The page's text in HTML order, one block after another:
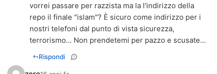
vorrei passare per razzista ma la l'indirizzo della
repo il finale "islam"? È sicuro come indirizzo per i
nostri telefoni dal punto di vista sicurezza,
terrorismo... Non prendetemi per pazzo e scusate...
Rispondi